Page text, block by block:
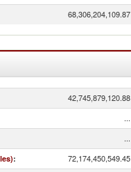
68,306,204,109.87
42,745,879,120.88
...
...
: 72,174,450,549.45